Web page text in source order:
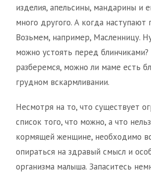
изделия, апельсины, мандарины и
много другого. А когда наступают
Возьмем, например, Масленницу.
можно устоять перед
разберемся, можно ли маме есть
грудном вскармливании.
Несмотря на то, что существует
список того, что можно, а что
кормящей женщине, необходимо
опираться на здравый смысл и
организма малыша. Запаситесь